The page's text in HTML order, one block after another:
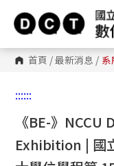
首頁 /最新消息 /
::::::
《BE-》
Exhibition | 國